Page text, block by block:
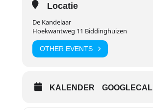
Locatie
De Kandelaar
Hoekwantweg 11 Biddinghuizen
OTHER EVENTS
KALENDER GOOGLECAL